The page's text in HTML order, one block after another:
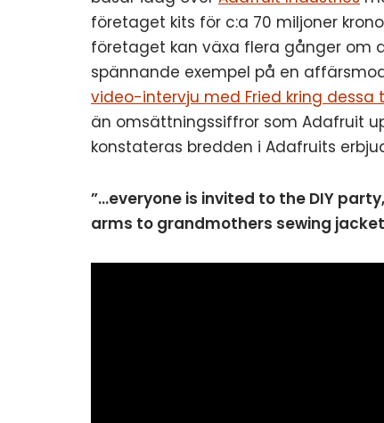
företaget kits för c:a 70 miljoner
företaget kan växa flera gånger om
spännande exempel på en
video-intervju med Fried kring dessa
än omsättningssiffror som Adafruit
konstateras bredden i Adafruits
”…everyone is invited to the DIY
arms to grandmothers sewing